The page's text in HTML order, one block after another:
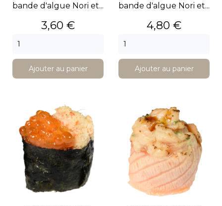
bande d'algue Nori et...
Prix
3,60 €
Ajouter au panier
bande d'algue Nori et...
Prix
4,80 €
Ajouter au panier